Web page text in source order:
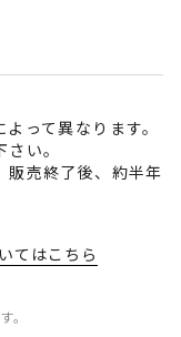
って異なります。
い。
販売終了後、約半年
てはこちら
。